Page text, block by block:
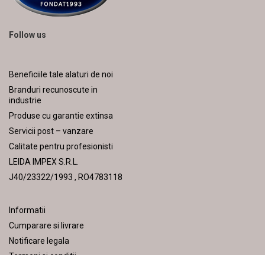
Follow us
Beneficiile tale alaturi de noi
Branduri recunoscute in
industrie
Produse cu garantie extinsa
Servicii post – vanzare
Calitate pentru profesionisti
LEIDA IMPEX S.R.L.
J40/23322/1993 , RO4783118
Informatii
Cumparare si livrare
Notificare legala